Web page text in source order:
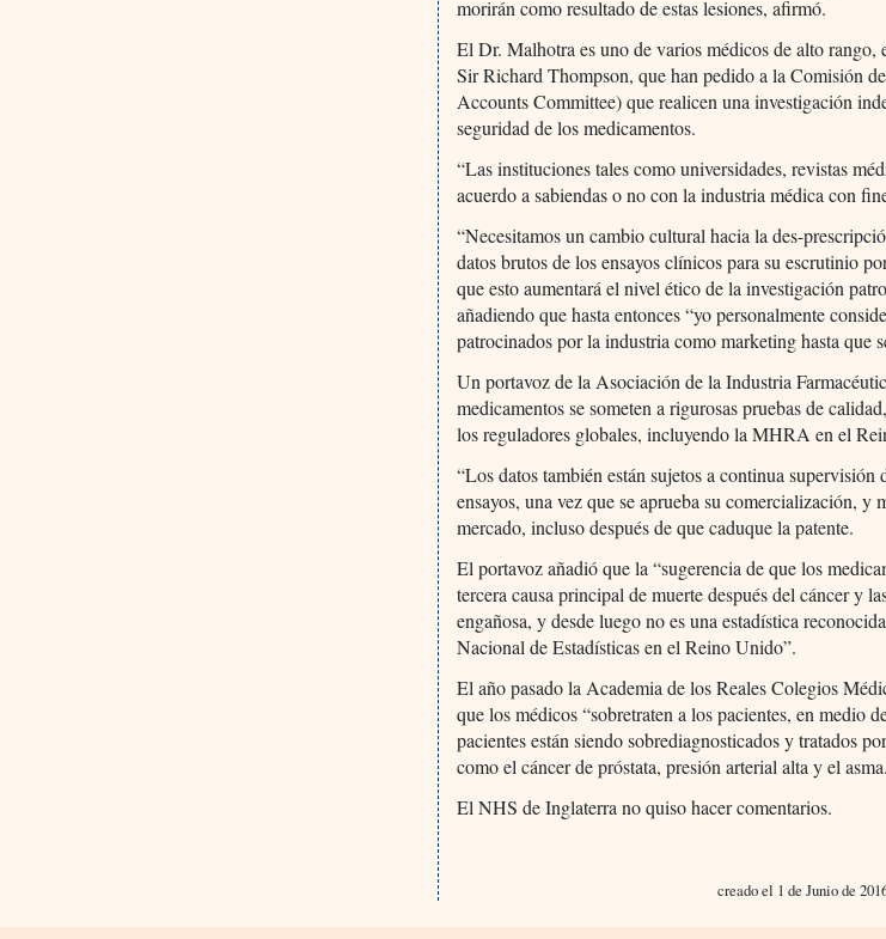
morirán como resultado de estas lesiones, afirmó.
El Dr. Malhotra es uno de varios médicos de alto rango,
Sir Richard Thompson, que han pedido a la Comisión
Accounts Committee) que realicen una investigación
seguridad de los medicamentos.
“Las instituciones tales como universidades, revistas
acuerdo a sabiendas o no con la industria médica con
“Necesitamos un cambio cultural hacia la des-
datos brutos de los ensayos clínicos para su escrutinio
que esto aumentará el nivel ético de la investigación
añadiendo que hasta entonces “yo personalmente
patrocinados por la industria como marketing hasta que
Un portavoz de la Asociación de la Industria
medicamentos se someten a rigurosas pruebas de
los reguladores globales, incluyendo la MHRA en el
“Los datos también están sujetos a continua supervisión
ensayos, una vez que se aprueba su comercialización, y
mercado, incluso después de que caduque la patente.
El portavoz añadió que la “sugerencia de que los
tercera causa principal de muerte después del cáncer y
engañosa, y desde luego no es una estadística
Nacional de Estadísticas en el Reino Unido”.
El año pasado la Academia de los Reales Colegios
que los médicos “sobretraten a los pacientes, en medio
pacientes están siendo sobrediagnosticados y tratados
como el cáncer de próstata, presión arterial alta y el asma.
El NHS de Inglaterra no quiso hacer comentarios.
creado el 1 de Junio de